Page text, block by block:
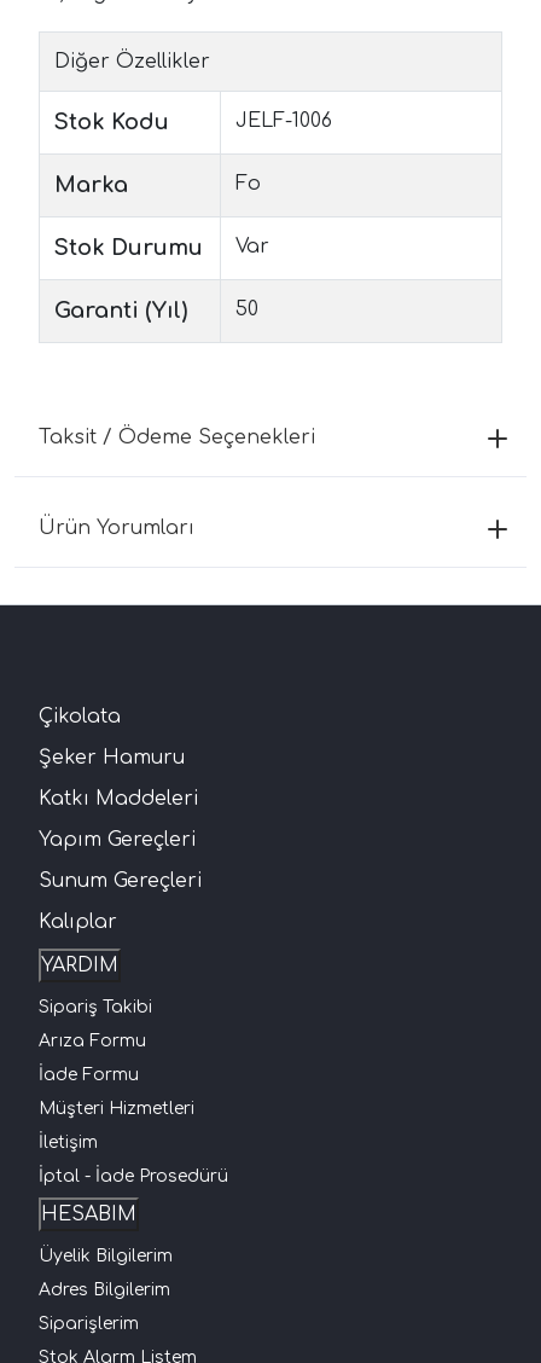
Diğer Özellikler
Stok Kodu JELF-1006
Marka Fo
Stok Durumu Var
Garanti (Yıl) 50
Taksit / Ödeme Seçenekleri
Ürün Yorumları
Çikolata
Şeker Hamuru
Katkı Maddeleri
Yapım Gereçleri
Sunum Gereçleri
Kalıplar
YARDIM
Sipariş Takibi
Arıza Formu
İade Formu
Müşteri Hizmetleri
İletişim
İptal - İade Prosedürü
HESABIM
Üyelik Bilgilerim
Adres Bilgilerim
Siparişlerim
Stok Alarm Listem